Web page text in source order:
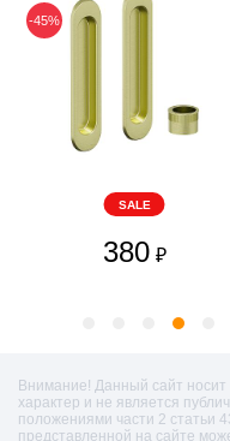
-45%
SALE
380 ₽
Внимание! Данный сайт
характер и не является
положениями части 2 статьи
представленной на сайте